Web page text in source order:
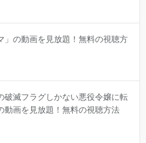
」の動画を見放題！無料の視聴方
破滅フラグしかない悪役令嬢に転
画を見放題！無料の視聴方法